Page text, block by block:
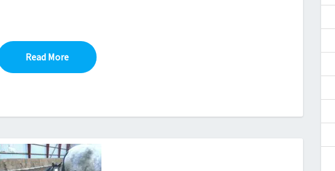
Read MoreRead More